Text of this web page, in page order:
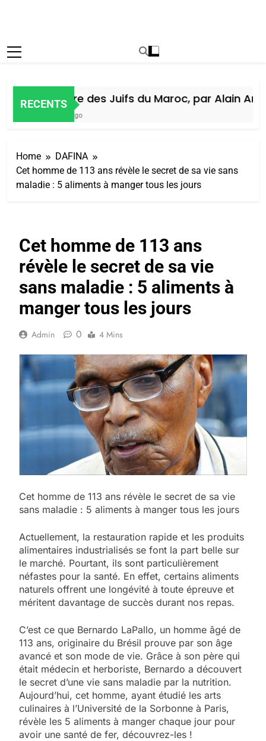
RECENTS
Histoire des Juifs du Maroc, par Alain Amiel
Home
DAFINA
Cet homme de 113 ans révèle le secret de sa vie sans
maladie : 5 aliments à manger tous les jours
Cet homme de 113 ans
révèle le secret de sa vie
sans maladie : 5 aliments à
manger tous les jours
Admin 0 4 Mins
Cet homme de 113 ans révèle le secret de sa vie
sans maladie : 5 aliments à manger tous les jours
Actuellement, la restauration rapide et les produits
alimentaires industrialisés se font la part belle sur
le marché. Pourtant, ils sont particulièrement
néfastes pour la santé. En effet, certains aliments
naturels offrent une longévité à toute épreuve et
méritent davantage de succès durant nos repas.
C’est ce que Bernardo LaPallo, un homme âgé de
113 ans, originaire du Brésil prouve par son âge
avancé et son mode de vie. Grâce à son père qui
était médecin et herboriste, Bernardo a découvert
le secret d’une vie sans maladie par la nutrition.
Aujourd’hui, cet homme, ayant étudié les arts
culinaires à l’Université de la Sorbonne à Paris,
révèle les 5 aliments à manger chaque jour pour
avoir une santé de fer, découvrez-les !